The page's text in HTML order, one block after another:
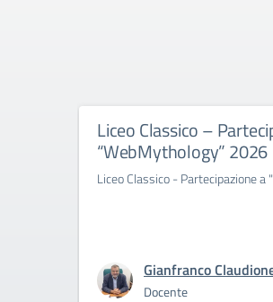
Liceo Classico –
“WebMythology” 2026
Liceo Classico - Partecipazione
Gianfranco
Docente